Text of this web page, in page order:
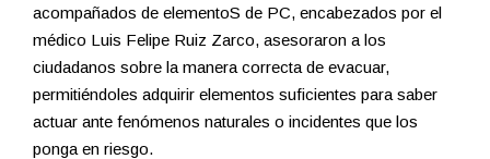
acompañados de elementoS de PC, encabezados por el
médico Luis Felipe Ruiz Zarco, asesoraron a los
ciudadanos sobre la manera correcta de evacuar,
permitiéndoles adquirir elementos suficientes para saber
actuar ante fenómenos naturales o incidentes que los
ponga en riesgo.